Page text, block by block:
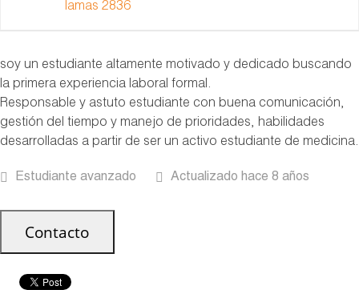
lamas 2836
soy un estudiante altamente motivado y dedicado buscando
la primera experiencia laboral formal.
Responsable y astuto estudiante con buena comunicación,
gestión del tiempo y manejo de prioridades, habilidades
desarrolladas a partir de ser un activo estudiante de medicina.
Estudiante avanzado Actualizado hace 8 años